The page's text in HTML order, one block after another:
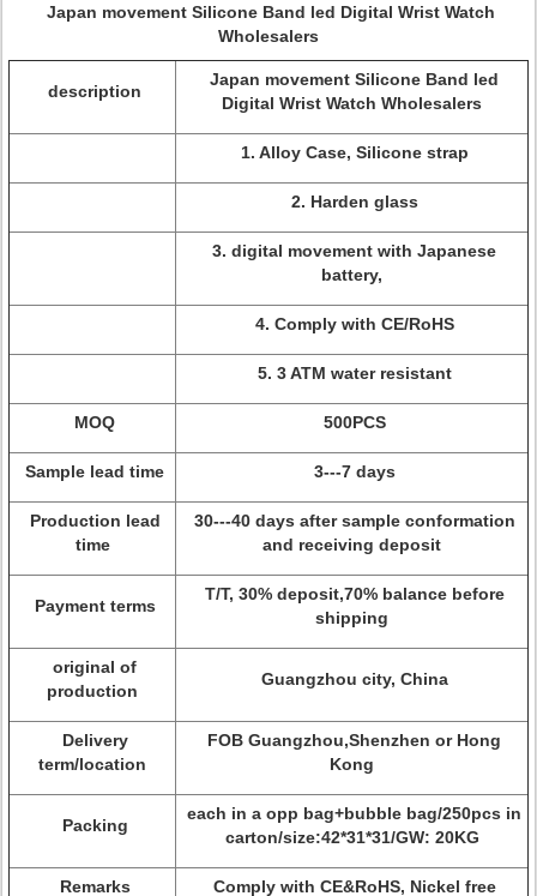
Japan movement Silicone Band led Digital Wrist Watch
Wholesalers
description
Japan movement Silicone Band led
Digital Wrist Watch Wholesalers
1. Alloy Case, Silicone strap
2. Harden glass
3. digital movement with Japanese
battery,
4. Comply with CE/RoHS
5. 3 ATM water resistant
MOQ 500PCS
Sample lead time 3---7 days
Production lead
time
30---40 days after sample conformation
and receiving deposit
Payment terms
T/T, 30% deposit,70% balance before
shipping
original of
production
Guangzhou city, China
Delivery
term/location
FOB Guangzhou,Shenzhen or Hong
Kong
Packing
each in a opp bag+bubble bag/250pcs in
carton/size:42*31*31/GW: 20KG
Remarks Comply with CE&RoHS, Nickel free